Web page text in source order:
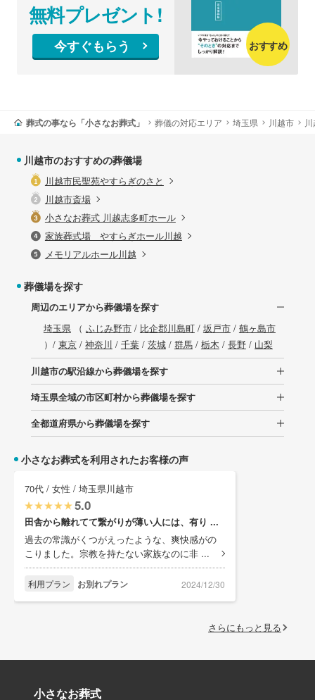
無料プレゼント!
今すぐもらう おすすめ
葬式の事なら「小さなお葬式」 葬儀の対応エリア 埼玉県 川越市
川越市のおすすめの葬儀場
川越市民聖苑やすらぎのさと
川越市斎場
小さなお葬式 川越志多町ホール
家族葬式場 やすらぎホール川越
メモリアルホール川越
葬儀場を探す
周辺のエリアから葬儀場を探す
埼玉県（ ふじみ野市/ 比企郡川島町/ 坂戸市/ 鶴ヶ島市
）/ 東京/ 神奈川 / 千葉/ 茨城/ 群馬/ 栃木 / 長野/ 山梨
川越市の駅沿線から葬儀場を探す
埼玉県全域の市区町村から葬儀場を探す
全都道府県から葬儀場を探す
小さなお葬式を利用されたお客様の声
70代 / 女性 / 埼玉県川越市
5.0
田舎から離れてて繋がりが薄い人には、有り ...
過去の常識がくつがえったような、爽快感がの
こりました。宗教を持たない家族なのに非 ...
利用プラン お別れプラン 2024/12/30
さらにもっと見る
小さなお葬式